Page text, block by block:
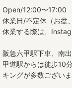
Open/12:00〜17:00
休業日/不定休（お盆
休業する際は、
阪急六甲駅下車、南
甲道駅からは徒歩10
キングが多数ございま